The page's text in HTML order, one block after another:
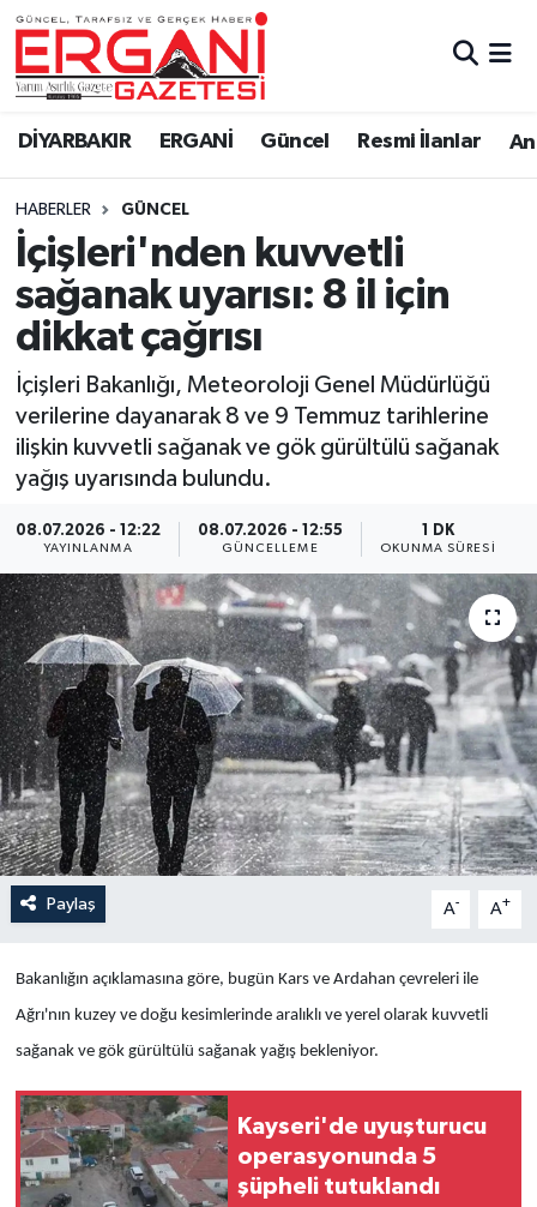
DİYARBAKIR ERGANİ Güncel Resmi İlanlar
HABERLER GÜNCEL
İçişleri'nden kuvvetli
sağanak uyarısı: 8 il için
dikkat çağrısı
İçişleri Bakanlığı, Meteoroloji Genel Müdürlüğü
verilerine dayanarak 8 ve 9 Temmuz tarihlerine
ilişkin kuvvetli sağanak ve gök gürültülü sağanak
yağış uyarısında bulundu.
08.07.2026 - 12:22
YAYINLANMA
08.07.2026 - 12:55
GÜNCELLEME
1 DK
OKUNMA SÜRESI
Paylaş A- A+
Bakanlığın açıklamasına göre, bugün Kars ve Ardahan çevreleri ile
Ağrı'nın kuzey ve doğu kesimlerinde aralıklı ve yerel olarak kuvvetli
sağanak ve gök gürültülü sağanak yağış bekleniyor.
Kayseri'de uyuşturucu
operasyonunda 5
şüpheli tutuklandı
DİYARBAKIR
BİSMİL
BAĞLAR
ERGANİ
Güncel
Eği̇ti̇m
Resmi İlanlar
Sağlık
Si̇yaset
Spor
Yaşam
Anali̇z
Bi̇li̇m & Teknoloji̇
Dünya
Eği̇ti̇m
Ergani Nöbetçi Eczaneler
Ergani Hava Durumu
Ergani Trafik Yoğunluk Haritası
Süper Lig Puan Durumu ve Fikstür
Tüm Manşetler
Son Dakika Haberleri
Haber Arşivi